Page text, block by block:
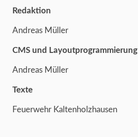
Redaktion
Andreas Müller
CMS und Layoutprogrammierung
Andreas Müller
Texte
Feuerwehr Kaltenholzhausen